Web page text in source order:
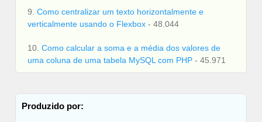
9. Como centralizar um texto horizontalmente e
verticalmente usando o Flexbox - 48.044
10. Como calcular a soma e a média dos valores de
uma coluna de uma tabela MySQL com PHP - 45.971
Produzido por: